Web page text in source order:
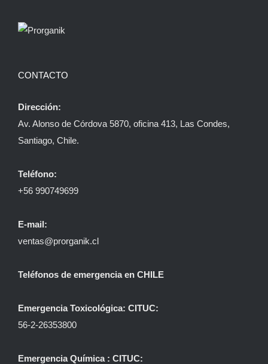
CONTACTO
Dirección:
Av. Alonso de Córdova 5870, oficina 413, Las Condes,
Santiago, Chile.
Teléfono:
+56 990749699
E-mail:
ventas@prorganik.cl
Teléfonos de emergencia en CHILE
Emergencia Toxicológica: CITUC:
56-2-26353800
Emergencia Química : CITUC: